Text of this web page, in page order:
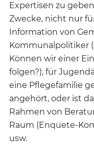
Expertisen zu
Zwecke, nicht nur
Information von
Kommunalpolitiker
Können wir einer
folgen?), für
eine Pflegefamilie
angehört, oder ist
Rahmen von
Raum (Enquete-
usw.